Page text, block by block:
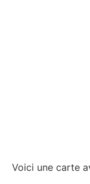
Voici une carte